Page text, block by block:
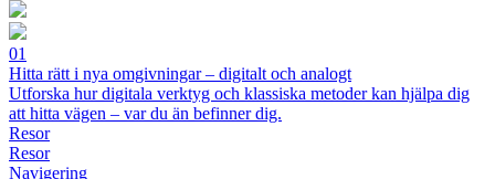
01
Hitta rätt i nya omgivningar – digitalt och analogt
Utforska hur digitala verktyg och klassiska metoder kan hjälpa dig
att hitta vägen – var du än befinner dig.
Resor
Resor
Navigering